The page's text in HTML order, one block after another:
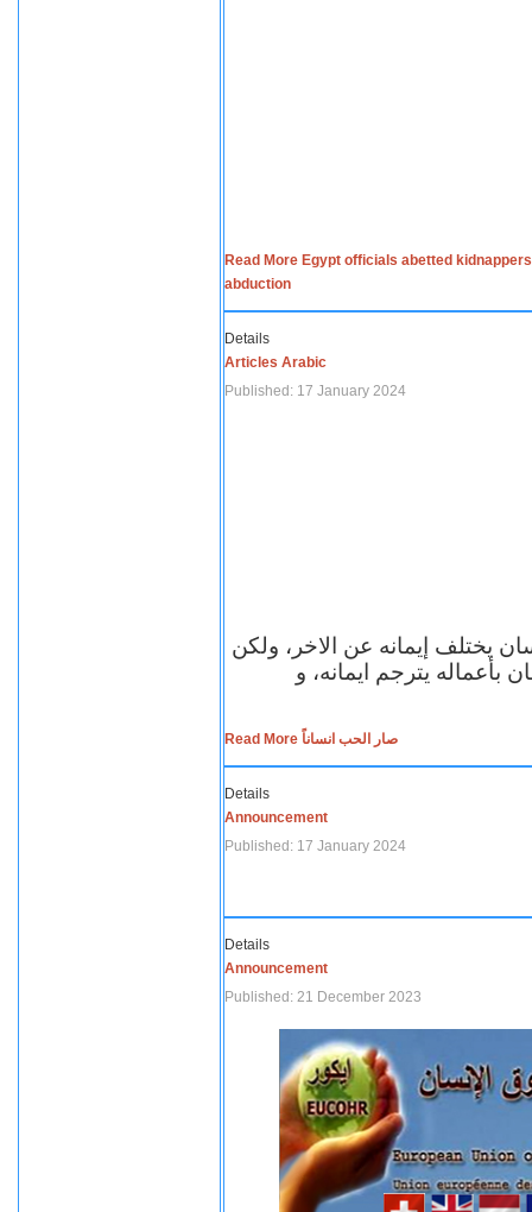
Read More Egypt officials abetted
abduction
Details
Articles Arabic
Published: 17 January 2024
يختلف إيمانه عن الاخر، ولكن
بأعماله يترجم ايمانه، و
Read More صار الحب انساناً
Details
Announcement
Published: 17 January 2024
Details
Announcement
Published: 21 December 2023